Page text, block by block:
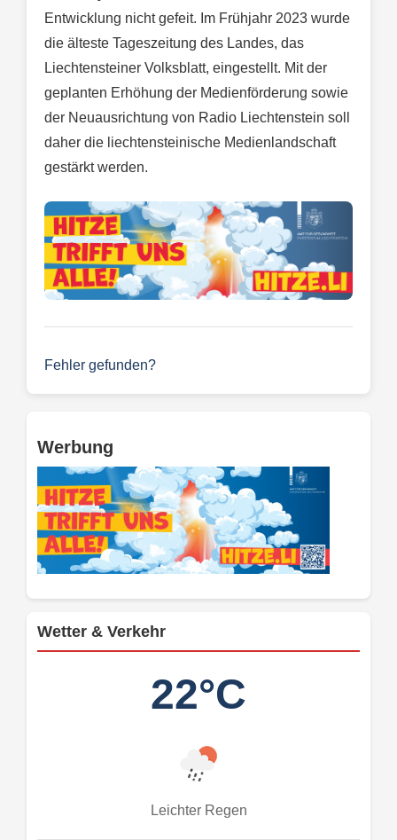
Entwicklung nicht gefeit. Im Frühjahr 2023 wurde
die älteste Tageszeitung des Landes, das
Liechtensteiner Volksblatt, eingestellt. Mit der
geplanten Erhöhung der Medienförderung sowie
der Neuausrichtung von Radio Liechtenstein soll
daher die liechtensteinische Medienlandschaft
gestärkt werden.
Fehler gefunden?
Werbung
Wetter & Verkehr
22°C
Leichter Regen